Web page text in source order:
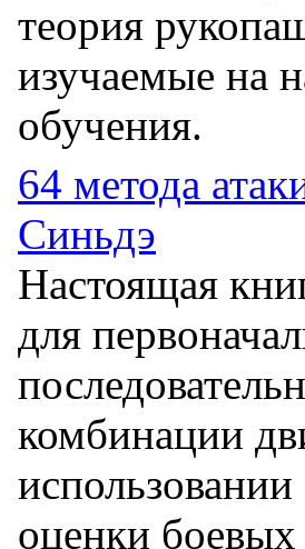
теория
изучаемые на
обучения.
64 метода
Синьдэ
Настоящая
для
комбинации
оценки